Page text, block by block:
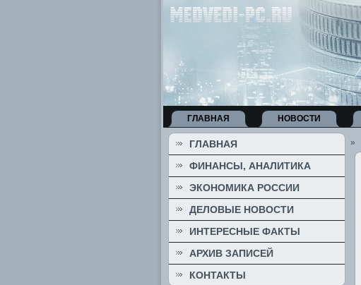
ГЛАВНАЯ НОВОСТИ
ГЛАВНАЯ
ФИНАНСЫ, АНАЛИТИКА
ЭКОНОМИКА РОССИИ
ДЕЛОВЫЕ НОВОСТИ
ИНТЕРЕСНЫЕ ФАКТЫ
АРХИВ ЗАПИСЕЙ
КОНТАКТЫ
»